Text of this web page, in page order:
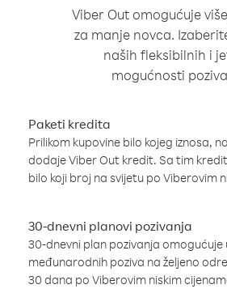
Viber Out omogućuje
za manje novca.
naših fleksibilnih i
mogućnosti
Paketi kredita
Prilikom kupovine bilo kojeg iznosa,
dodaje Viber Out kredit. Sa tim
bilo koji broj na svijetu po Viberovim
30-dnevni planovi pozivanja
30-dnevni plan pozivanja
međunarodnih poziva na željeno
30 dana po Viberovim niskim